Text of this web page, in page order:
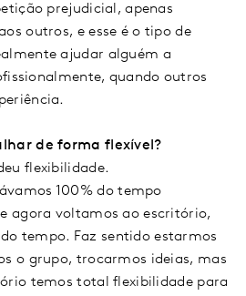
prejudicial, apenas
outros, e esse é o tipo de
ajudar alguém a
quando outros
de forma flexível?
flexibilidade.
100% do tempo
agora voltamos ao escritório,
tempo. Faz sentido estarmos
o grupo, trocarmos ideias, mas
temos total flexibilidade para